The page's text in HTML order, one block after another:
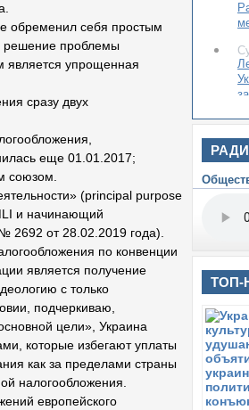
обременил себя простым
решение проблемы
является упрощенная
сразу двух
еще 01.01.2017;
союзом.
(principal purpose
и начинающий
2692 от 28.02.2019 года).
по конвенции
является получение
с только
подчеркиваю,
цели», Украина
которые избегают уплаты
как за пределами страны
налогообложения.
европейского
ТОП-